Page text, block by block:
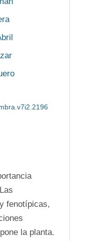
fenotípicas,
la planta.